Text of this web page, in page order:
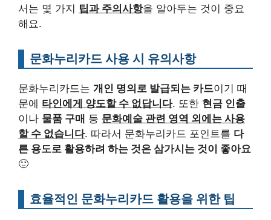
서는 몇 가지 팁과 주의사항을 알아두는 것이 중요
해요.
문화누리카드 사용 시 유의사항
문화누리카드는 개인 명의로 발급되는 카드이기 때
문에 타인에게 양도할 수 없답니다. 또한 현금 인출
이나 물품 구매 등 문화예술 관련 영역 외에는 사용
할 수 없습니다. 따라서 문화누리카드 포인트를 다
른 용도로 활용하려 하는 것은 삼가시는 것이 좋아요
🙂
효율적인 문화누리카드 활용을 위한 팁